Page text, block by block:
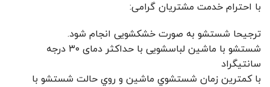
با احترام خدمت مشتریان گرامی:
ترجیحا شستشو به صورت خشکشویی انجام شود.
شستشو با ماشین لباسشویی با حداکثر دمای ۳۰ درجه
سانتیگراد
با کمترين زمان شستشوي ماشين و روي حالت شستشو با